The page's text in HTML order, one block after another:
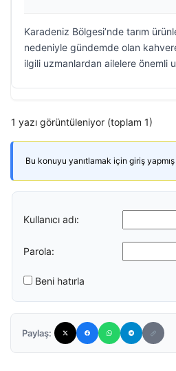
Karadeniz Bölgesi’nde tarım
nedeniyle gündemde olan
ilgili uzmanlardan ailelere önemli
1 yazı görüntüleniyor (toplam 1)
Bu konuyu yanıtlamak için giriş yapmış
Kullanıcı adı:
Parola:
Beni hatırla
Paylaş: